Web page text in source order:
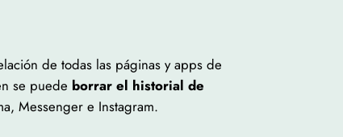
de todas las páginas y apps de
se puede borrar el historial de
Messenger e Instagram.